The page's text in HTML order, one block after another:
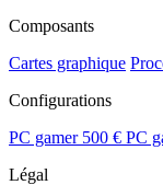
Composants
Cartes graphique
Configurations
PC gamer 500 € PC
Légal